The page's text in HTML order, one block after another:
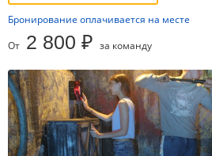
Бронирование оплачивается на месте
От 2 800 ₽ за команду